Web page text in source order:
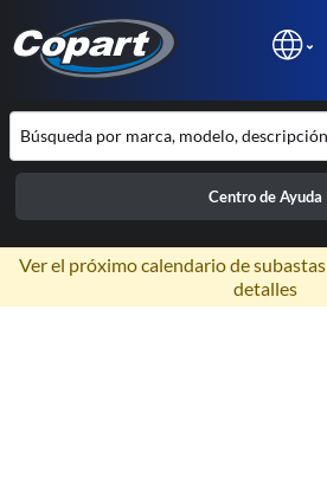
Centro de Ayuda
Ver el próximo calendario de subastas
detalles